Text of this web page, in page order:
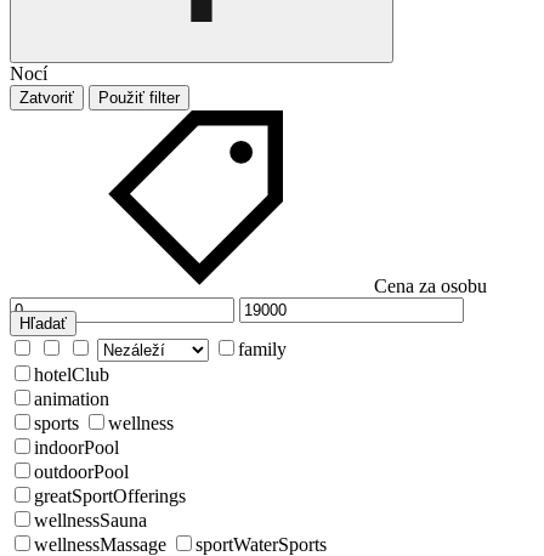
Nocí
Zatvoriť Použiť filter
Cena za osobu
Hľadať
family
hotelClub
animation
sports
wellness
indoorPool
outdoorPool
greatSportOfferings
wellnessSauna
wellnessMassage
sportWaterSports